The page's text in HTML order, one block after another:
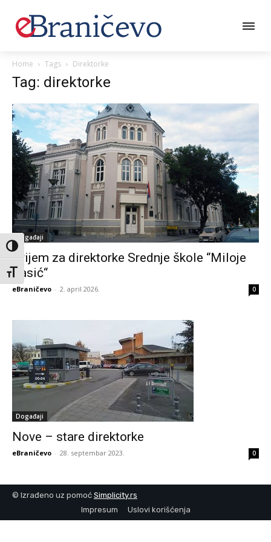
Toggle High Contrast
Toggle Font size
Home Tags Direktorke
Tag: direktorke
Događaji
Prijem za direktorke Srednje škole “Miloje
Vasić“
eBraničevo - 2. april 2026. 0
Događaji
Nove – stare direktorke
eBraničevo - 28. septembar 2023. 0
© Izrađeno uz pomoć Simplicity.rs
Impresum
Uslovi korišćenja